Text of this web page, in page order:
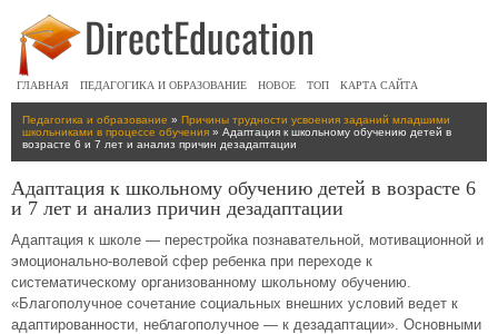
ГЛАВНАЯ ПЕДАГОГИКА И ОБРАЗОВАНИЕ НОВОЕ ТОП КАРТА САЙТА
Педагогика и образование » Причины трудности усвоения заданий младшими
школьниками в процессе обучения » Адаптация к школьному обучению детей в
возрасте 6 и 7 лет и анализ причин дезадаптации
Адаптация к школьному обучению детей в возрасте 6
и 7 лет и анализ причин дезадаптации
Адаптация к школе — перестройка познавательной, мотивационной и
эмоционально-волевой сфер ребенка при переходе к
систематическому организованному школьному обучению.
«Благополучное сочетание социальных внешних условий ведет к
адаптированности, неблагополучное — к дезадаптации». Основными